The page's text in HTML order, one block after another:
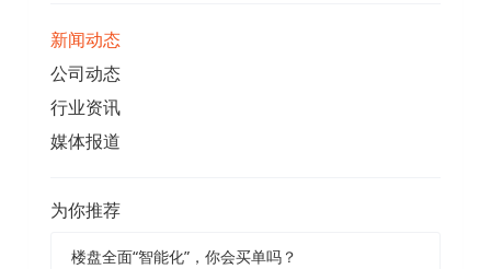
新闻动态
公司动态
行业资讯
媒体报道
为你推荐
楼盘全面“智能化”，你会买单吗？